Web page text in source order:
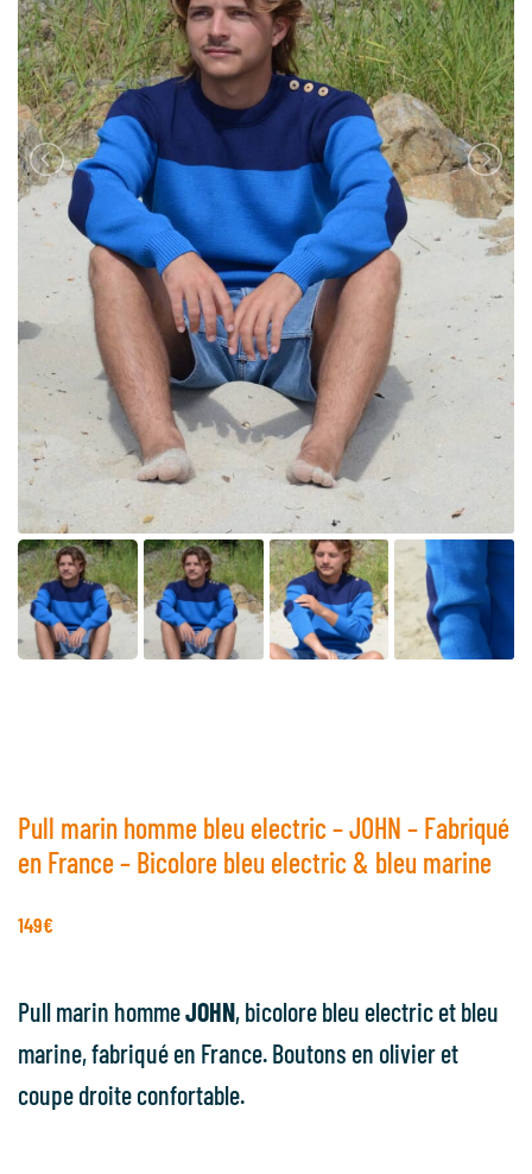
Pull marin homme bleu electric – JOHN – Fabriqué
en France – Bicolore bleu electric & bleu marine
149€
Pull marin hommeJOHN, bicolore bleu electric et bleu
marine, fabriqué en France. Boutons en olivier et
coupe droite confortable.